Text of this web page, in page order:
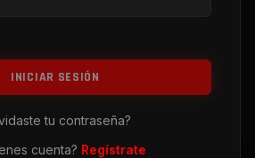
INICIAR SESIÓN
tu contraseña?
cuenta? Regístrate